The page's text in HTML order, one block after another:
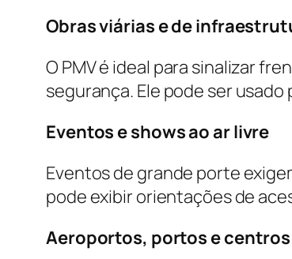
Obras viárias e de
O PMV é ideal para sinalizar
segurança. Ele pode ser
Eventos e shows ao ar livre
Eventos de grande porte
pode exibir orientações de
Aeroportos, portos e